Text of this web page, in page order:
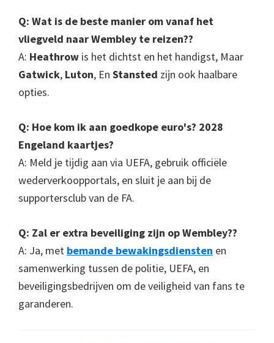
Q: Wat is de beste manier om vanaf het
vliegveld naar Wembley te reizen??
A: Heathrow is het dichtst en het handigst, Maar
Gatwick, Luton, En Stansted zijn ook haalbare
opties.
Q: Hoe kom ik aan goedkope euro's? 2028
Engeland kaartjes?
A: Meld je tijdig aan via UEFA, gebruik officiële
wederverkoopportals, en sluit je aan bij de
supportersclub van de FA.
Q: Zal er extra beveiliging zijn op Wembley??
A: Ja, met bemande bewakingsdiensten en
samenwerking tussen de politie, UEFA, en
beveiligingsbedrijven om de veiligheid van fans te
garanderen.